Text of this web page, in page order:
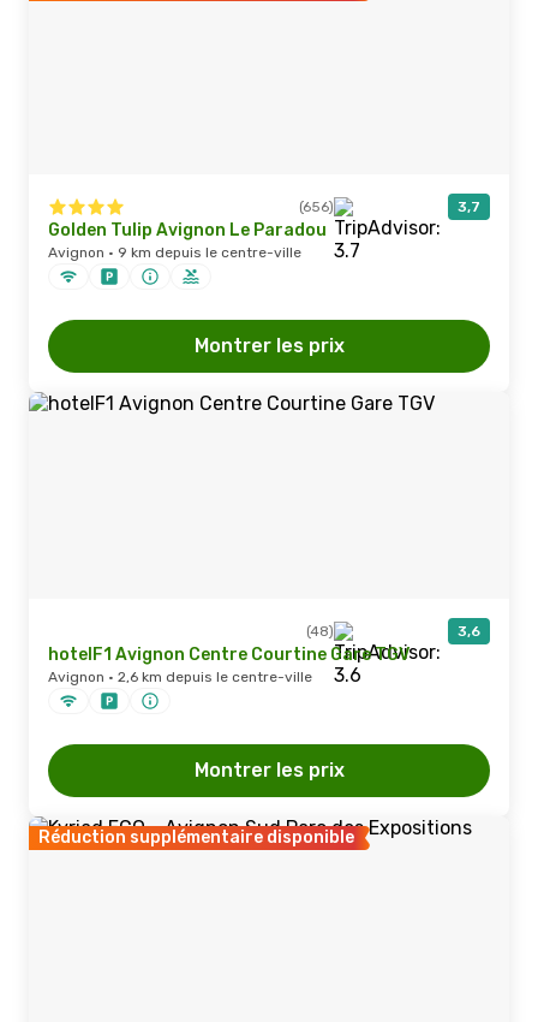
(656) 3,7
Golden Tulip Avignon Le Paradou
Avignon · 9 km depuis le centre-ville
Montrer les prix
(48) 3,6
hotelF1 Avignon Centre Courtine Gare TGV
Avignon · 2,6 km depuis le centre-ville
Montrer les prix
Réduction supplémentaire disponible